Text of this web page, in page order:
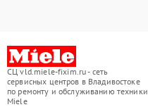
СЦ vld.miele-fixim.ru - сеть
сервисных центров в Владивостоке
по ремонту и обслуживанию техники
Miele